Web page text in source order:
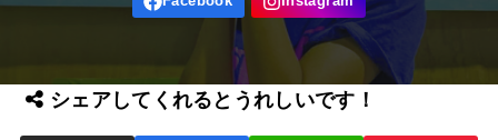
シェアしてくれるとうれしいです！